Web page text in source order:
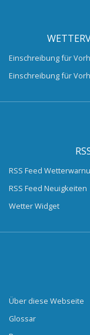
Einschreibung für
Einschreibung für
RSS Feed
RSS Feed Neuigkeiten
Wetter Widget
Über diese Webseite
Glossar